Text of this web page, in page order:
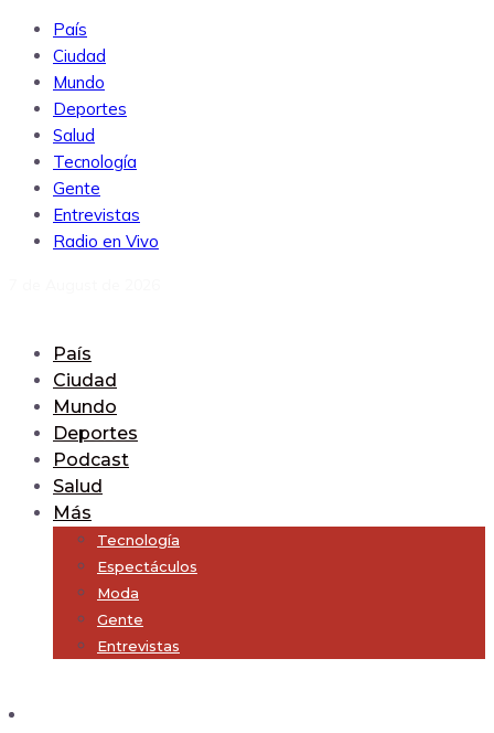
País
Ciudad
Mundo
Deportes
Salud
Tecnología
Gente
Entrevistas
Radio en Vivo
País
Ciudad
Mundo
Deportes
Podcast
Salud
Más
Tecnología
Espectáculos
Moda
Gente
Entrevistas